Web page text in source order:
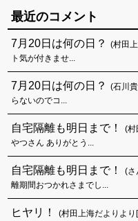
最近のコメント
7月20日は何の日？
(村田
ト気が付きませ...
7月20日は何の日？
(石川
らないのでコ...
自宅隔離も明日まで！
(村
やつさん ありがとう...
自宅隔離も明日まで！
(さ
離期間おつかれさまでし...
ヒヤリ！
(村田上海だよりよ